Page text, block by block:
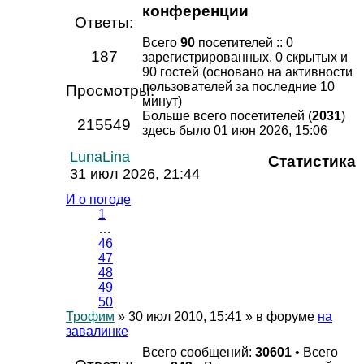
Ответы:
187
Просмотры:
215549
LunaLina
31 июл 2026, 21:44
И о погоде
1
…
46
47
48
49
50
Трофим » 30 июл 2010, 15:41 » в форуме на
завалинке
конференции
Всего 90 посетителей :: 0
зарегистрированных, 0 скрытых и
90 гостей (основано на активности
пользователей за последние 10
минут)
Больше всего посетителей (2031)
здесь было 01 июн 2026, 15:06
Статистика
Всего сообщений: 30601 • Всего